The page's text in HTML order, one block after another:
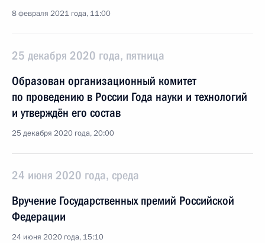
8 февраля 2021 года, 11:00
25 декабря 2020 года, пятница
Образован организационный комитет
по проведению в России Года науки и технологий
и утверждён его состав
25 декабря 2020 года, 20:00
24 июня 2020 года, среда
Вручение Государственных премий Российской
Федерации
24 июня 2020 года, 15:10